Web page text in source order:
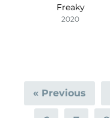
Freaky
2020
« Previous